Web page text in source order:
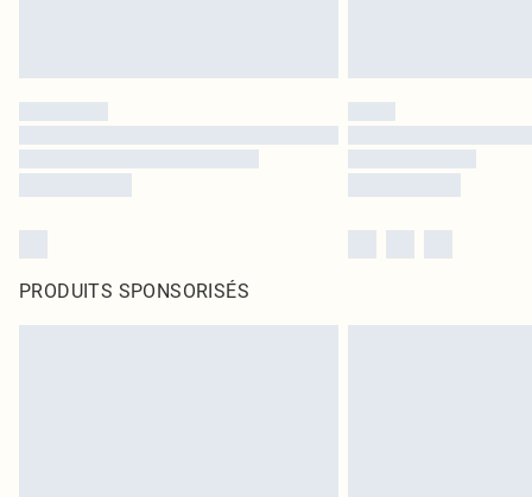
PRODUITS SPONSORISÉS